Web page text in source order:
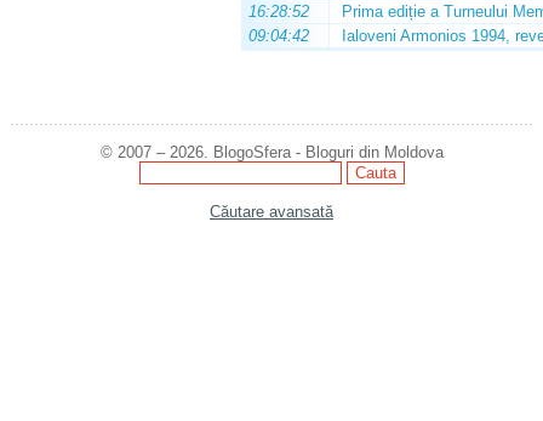
16:28:52
Prima ediție a Turneului
09:04:42
Ialoveni Armonios 1994,
© 2007 – 2026. BlogoSfera - Bloguri din Moldova
Căutare avansată